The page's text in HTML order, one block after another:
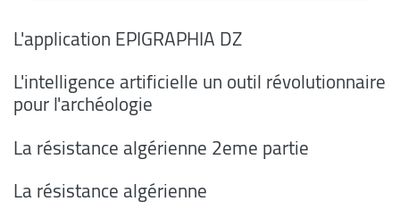
L'application EPIGRAPHIA DZ
L'intelligence artificielle un outil révolutionnaire
pour l'archéologie
La résistance algérienne 2eme partie
La résistance algérienne